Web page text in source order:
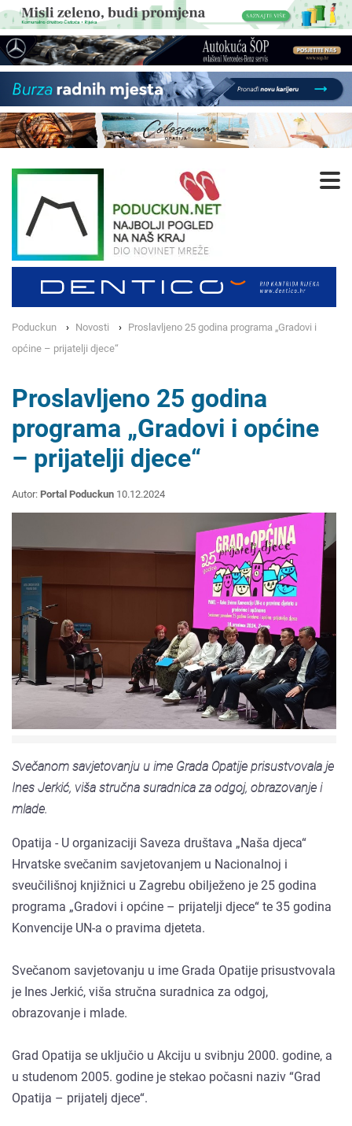
Poduckun Novosti
Proslavljeno 25 godina programa „Gradovi i
općine – prijatelji djece“
Proslavljeno 25 godina
programa „Gradovi i općine
– prijatelji djece“
Autor: Portal Poduckun 10.12.2024
Svečanom savjetovanju u ime Grada Opatije prisustvovala je
Ines Jerkić, viša stručna suradnica za odgoj, obrazovanje i
mlade.
Opatija - U organizaciji Saveza društava „Naša djeca“
Hrvatske svečanim savjetovanjem u Nacionalnoj i
sveučilišnoj knjižnici u Zagrebu obilježeno je 25 godina
programa „Gradovi i općine – prijatelji djece“ te 35 godina
Konvencije UN-a o pravima djeteta.
Svečanom savjetovanju u ime Grada Opatije prisustvovala
je Ines Jerkić, viša stručna suradnica za odgoj,
obrazovanje i mlade.
Grad Opatija se uključio u Akciju u svibnju 2000. godine, a
u studenom 2005. godine je stekao počasni naziv “Grad
Opatija – prijatelj djece“.